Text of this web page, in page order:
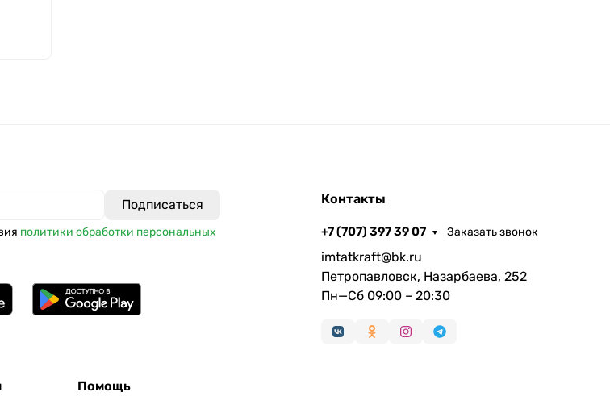
политики обработки персональных
Помощь
Контакты
+7 (707) 397 39 07 Заказать звонок
imtatkraft@bk.ru
Петропавловск, Назарбаева, 252
Пн—Сб 09:00 – 20:30